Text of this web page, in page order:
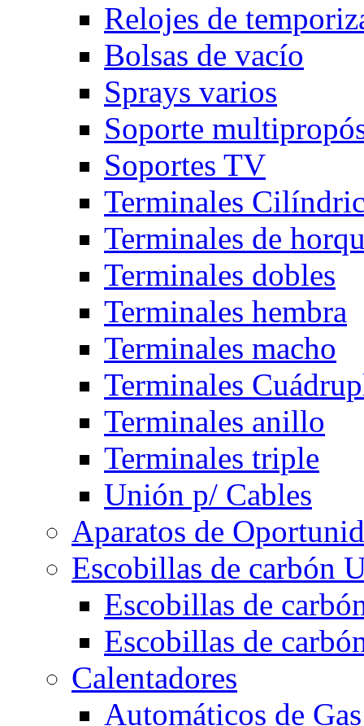
Relojes de
Bolsas de vacío
Sprays varios
Soporte
Soportes TV
Terminales
Terminales de
Terminales dobles
Terminales hembra
Terminales macho
Terminales
Terminales anillo
Terminales triple
Unión p/ Cables
Aparatos de
Escobillas de carbón
Escobillas de
Escobillas de
Calentadores
Automáticos de Gas